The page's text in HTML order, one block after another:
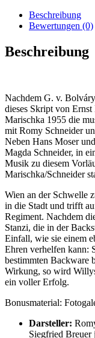
Beschreibung
Bewertungen (0)
Beschreibung
Nachdem G. v.
dieses Skript von
Marischka 1955 die
mit Romy Schneider
Neben Hans Moser
Magda Schneider, in
Musik zu diesem
Marischka/Schneider
Wien an der Schwelle
in die Stadt und trifft
Regiment. Nachdem
Stanzi, die in der
Einfall, wie sie einem
Ehren verhelfen kann:
bestimmten Backware
Wirkung, so wird
ein voller Erfolg.
Bonusmaterial:
Darsteller:
Siegfried